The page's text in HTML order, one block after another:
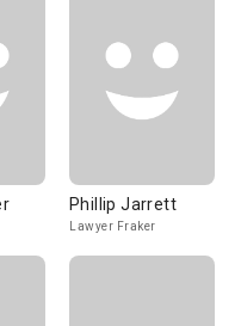
Phillip Jarrett
Lawyer Fraker